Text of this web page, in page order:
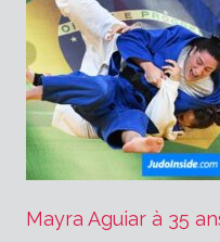
Mayra Aguiar à 35